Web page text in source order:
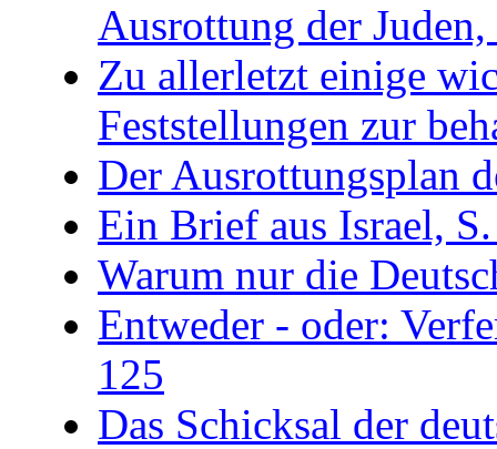
Ausrottung der
Zu allerletzt einige
Feststellungen zur
Der Ausrottungsplan
Ein Brief aus Israel,
Warum nur die
Entweder - oder:
125
Das Schicksal der